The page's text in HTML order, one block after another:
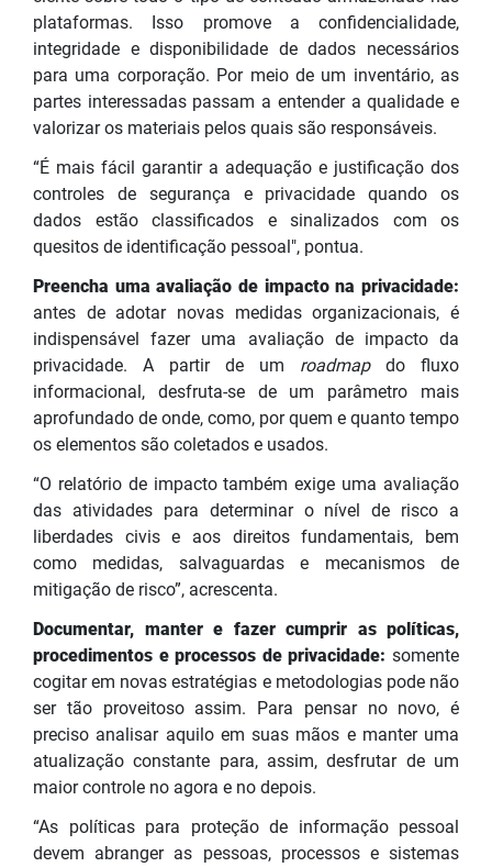
plataformas. Isso promove a confidencialidade,
integridade e disponibilidade de dados necessários
para uma corporação. Por meio de um inventário, as
partes interessadas passam a entender a qualidade e
valorizar os materiais pelos quais são responsáveis.
“É mais fácil garantir a adequação e justificação dos
controles de segurança e privacidade quando os
dados estão classificados e sinalizados com os
quesitos de identificação pessoal", pontua.
Preencha uma avaliação de impacto na privacidade:
antes de adotar novas medidas organizacionais, é
indispensável fazer uma avaliação de impacto da
privacidade. A partir de um roadmap do fluxo
informacional, desfruta-se de um parâmetro mais
aprofundado de onde, como, por quem e quanto tempo
os elementos são coletados e usados.
“O relatório de impacto também exige uma avaliação
das atividades para determinar o nível de risco a
liberdades civis e aos direitos fundamentais, bem
como medidas, salvaguardas e mecanismos de
mitigação de risco”, acrescenta.
Documentar, manter e fazer cumprir as políticas,
procedimentos e processos de privacidade: somente
cogitar em novas estratégias e metodologias pode não
ser tão proveitoso assim. Para pensar no novo, é
preciso analisar aquilo em suas mãos e manter uma
atualização constante para, assim, desfrutar de um
maior controle no agora e no depois.
“As políticas para proteção de informação pessoal
devem abranger as pessoas, processos e sistemas